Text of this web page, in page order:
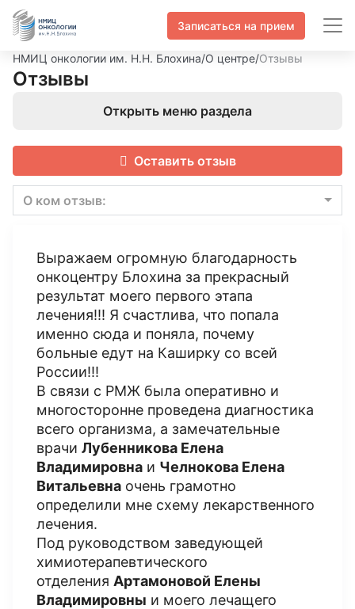
Записаться на прием
НМИЦ онкологии им. Н.Н. Блохина/О центре/Отзывы
Отзывы
Открыть меню раздела
Оставить отзыв
О ком отзыв:
Выражаем огромную благодарность
онкоцентру Блохина за прекрасный
результат моего первого этапа
лечения!!! Я счастлива, что попала
именно сюда и поняла, почему
больные едут на Каширку со всей
России!!!
В связи с РМЖ была оперативно и
многосторонне проведена диагностика
всего организма, а замечательные
врачи Лубенникова Елена
Владимировна и Челнокова Елена
Витальевна очень грамотно
определили мне схему лекарственного
лечения.
Под руководством заведующей
химиотерапевтического
отделения Артамоновой Елены
Владимировны и моего лечащего